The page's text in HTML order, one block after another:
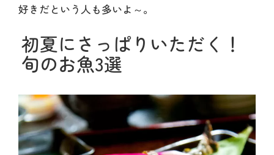
好きだという人も多いよ～。
初夏にさっぱりいただく！
旬のお魚3選